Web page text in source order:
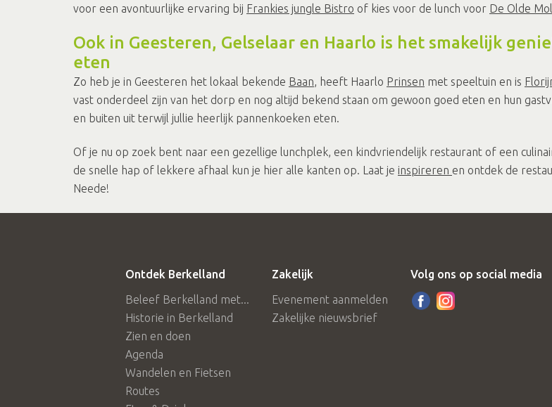
voor een avontuurlijke ervaring bij Frankies jungle Bistro of kies voor de lunch voor De Olde
Ook in Geesteren, Gelselaar en Haarlo is het smakelijk
eten
Zo heb je in Geesteren het lokaal bekende Baan, heeft Haarlo Prinsen met speeltuin en is
vast onderdeel zijn van het dorp en nog altijd bekend staan om gewoon goed eten en hun
en buiten uit terwijl jullie heerlijk pannenkoeken eten.
Of je nu op zoek bent naar een gezellige lunchplek, een kindvriendelijk restaurant of een
de snelle hap of lekkere afhaal kun je hier alle kanten op. Laat je inspireren en ontdek de
Neede!
Ontdek Berkelland
Beleef Berkelland met...
Historie in Berkelland
Zien en doen
Agenda
Wandelen en Fietsen
Routes
Zakelijk
Evenement aanmelden
Zakelijke nieuwsbrief
Volg ons op social media